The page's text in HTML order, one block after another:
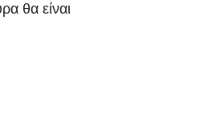
θα είναι